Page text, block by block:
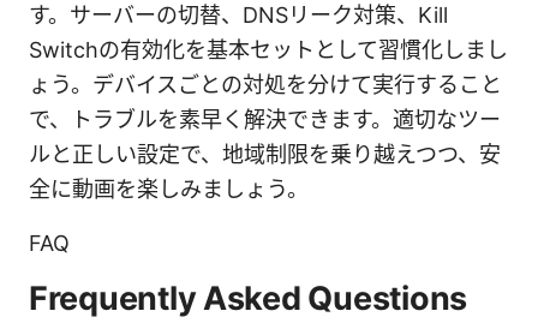
す。サーバーの切替、DNSリーク対策、Kill
Switchの有効化を基本セットとして習慣化しまし
ょう。デバイスごとの対処を分けて実行すること
で、トラブルを素早く解決できます。適切なツー
ルと正しい設定で、地域制限を乗り越えつつ、安
全に動画を楽しみましょう。
FAQ
Frequently Asked Questions